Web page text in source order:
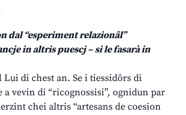
dal “esperiment relazionâl”
in altris puescj – si le fasarà in
Lui di chest an. Se i tiessidôrs di
a vevin di “ricognossisi”, ognidun par
chei altris “artesans de coesion